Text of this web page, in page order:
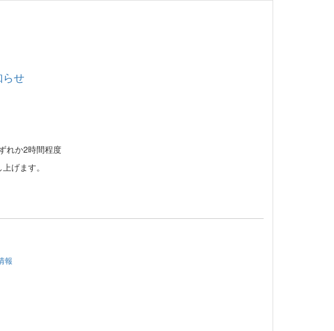
せ
れか2時間程度
げます。
報